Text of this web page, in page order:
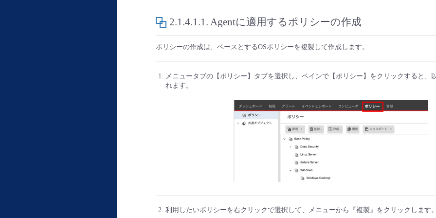
2.1.4.1.1. Agentに適用するポリシーの作成
ポリシーの作成は、ベースとするOSポリシーを複製して作成します。
メニュータブの【ポリシー】タブを選択し、ペインで【ポリシー】をクリックすると、
れます。
利用したいポリシーを右クリックで選択して、メニューから『複製』をクリックします。